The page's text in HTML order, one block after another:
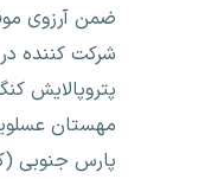
ضمن آرزوی
شرکت کننده
پتروپالایش
مهستان
پارس جنوبی